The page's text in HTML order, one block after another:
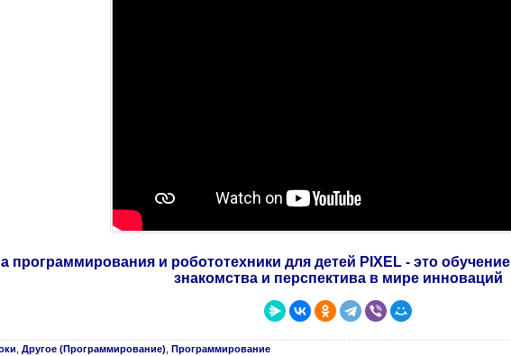
программирования и робототехники для детей PIXEL - это
знакомства и перспектива в мире инноваций
Другое (Программирование) Программирование